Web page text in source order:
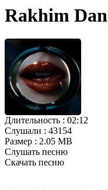
Rakhim
Длительность : 02:12
Слушали : 43154
Размер : 2.05 MB
Слушать песню
Скачать песню